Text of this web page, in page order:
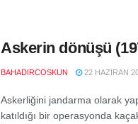
Askerin dönüşü
BAHADIRCOSKUN 22 HAZIRAN
Askerliğini jandarma olarak
katıldığı bir operasyonda